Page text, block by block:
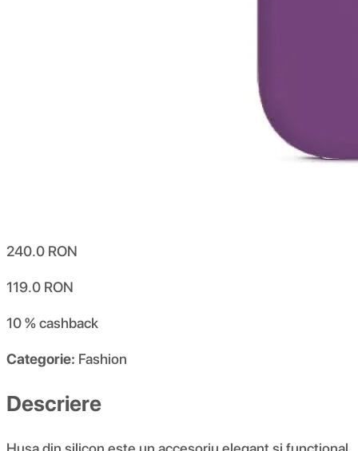
240.0 RON
119.0 RON
10 %cashback
Categorie: Fashion
Descriere